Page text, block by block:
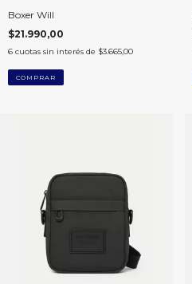
Boxer Will
$21.990,00
6 cuotas sin interés de $3.665,00
COMPRAR